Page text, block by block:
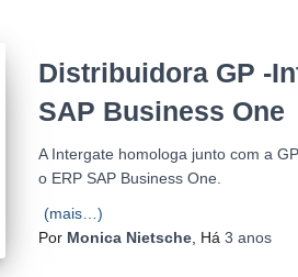
Distribuidora GP -
SAP Business One
A Intergate homologa junto com a
o ERP SAP Business One.
(mais…)
Por Monica Nietsche , Há 3 anos